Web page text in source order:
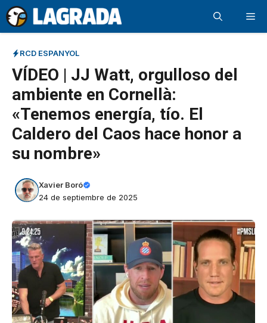
Saltar
al
contenido
RCD ESPANYOL
VÍDEO | JJ Watt, orgulloso del
ambiente en Cornellà:
«Tenemos energía, tío. El
Caldero del Caos hace honor a
su nombre»
Xavier Boró
24 de septiembre de 2025